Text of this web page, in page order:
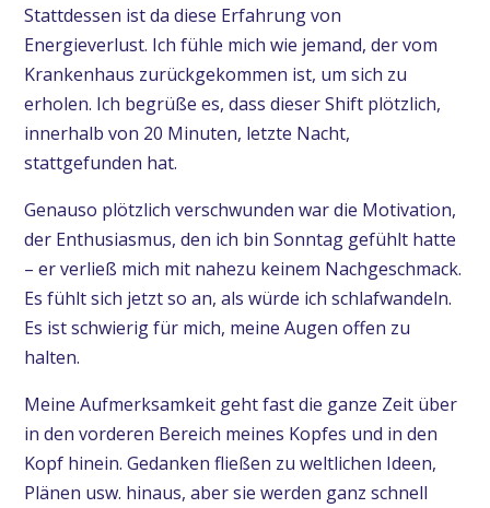
Stattdessen ist da diese Erfahrung von
Energieverlust. Ich fühle mich wie jemand, der vom
Krankenhaus zurückgekommen ist, um sich zu
erholen. Ich begrüße es, dass dieser Shift plötzlich,
innerhalb von 20 Minuten, letzte Nacht,
stattgefunden hat.
Genauso plötzlich verschwunden war die Motivation,
der Enthusiasmus, den ich bin Sonntag gefühlt hatte
– er verließ mich mit nahezu keinem Nachgeschmack.
Es fühlt sich jetzt so an, als würde ich schlafwandeln.
Es ist schwierig für mich, meine Augen offen zu
halten.
Meine Aufmerksamkeit geht fast die ganze Zeit über
in den vorderen Bereich meines Kopfes und in den
Kopf hinein. Gedanken fließen zu weltlichen Ideen,
Plänen usw. hinaus, aber sie werden ganz schnell